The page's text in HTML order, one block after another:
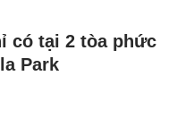
có tại 2 tòa phức
Park